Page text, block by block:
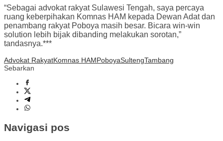
“Sebagai advokat rakyat Sulawesi Tengah, saya percaya
ruang keberpihakan Komnas HAM kepada Dewan Adat dan
penambang rakyat Poboya masih besar. Bicara win-win
solution lebih bijak dibanding melakukan sorotan,”
tandasnya.***
Advokat RakyatKomnas HAMPoboyaSultengTambang
Sebarkan
Navigasi pos